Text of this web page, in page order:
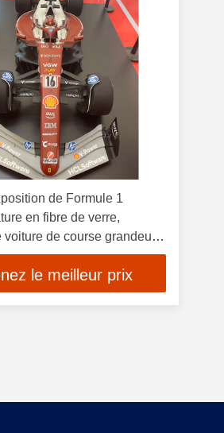
de Formule 1
en fibre de verre,
voiture de course grandeur
pour centres
et expositions
le meilleur prix